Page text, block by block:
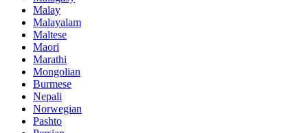
Malay
Malayalam
Maltese
Maori
Marathi
Mongolian
Burmese
Nepali
Norwegian
Pashto